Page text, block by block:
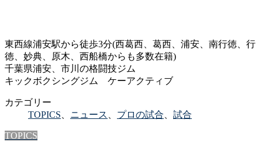
東西線浦安駅から徒歩3分(西葛西、葛西、浦安、南行徳、行
徳、妙典、原木、西船橋からも多数在籍)
千葉県浦安、市川の格闘技ジム
キックボクシングジム ケーアクティブ
カテゴリー
TOPICS
ニュース プロの試合 試合
TOPICS